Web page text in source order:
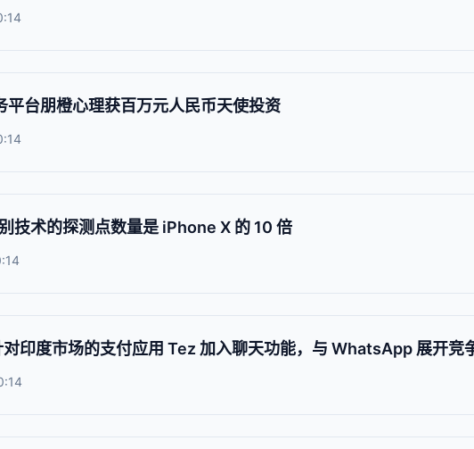
平台朋橙心理获百万元人民币天使投资
技术的探测点数量是 iPhone X 的 10 倍
印度市场的支付应用 Tez 加入聊天功能，与 WhatsApp 展开竞